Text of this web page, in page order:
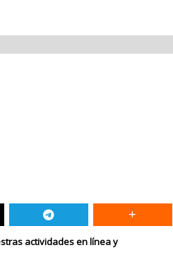
actividades en línea y